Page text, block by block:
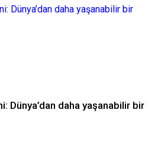
Dünya’dan daha yaşanabilir bir